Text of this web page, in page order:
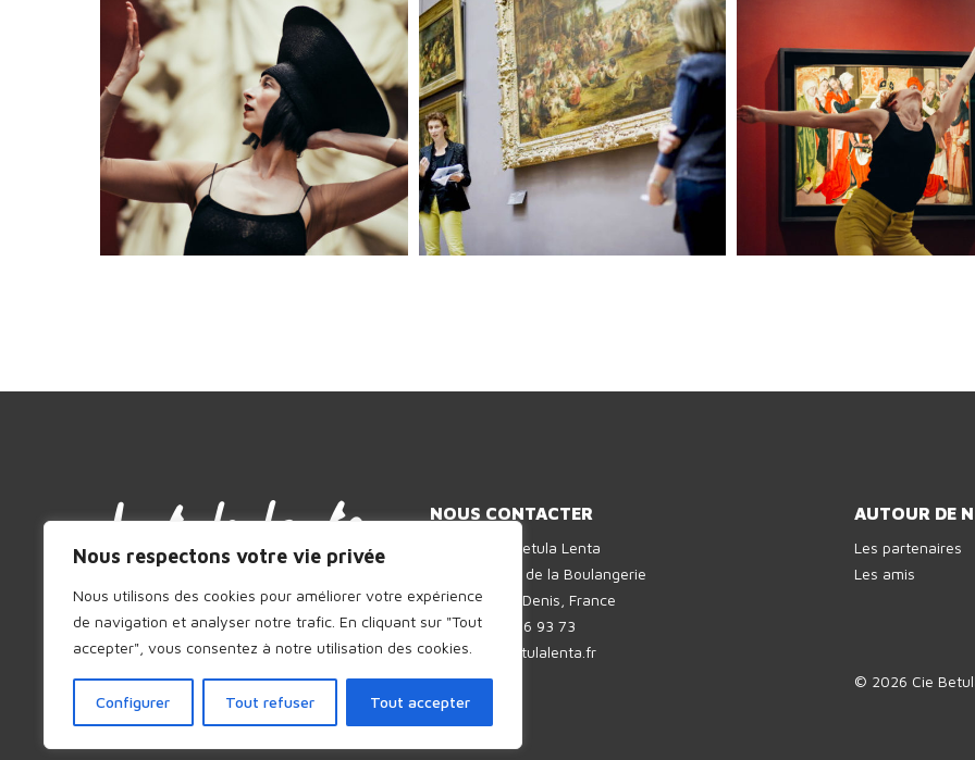
Nous respectons votre vie privée
Nous utilisons des cookies pour améliorer votre expérience
de navigation et analyser notre trafic. En cliquant sur "Tout
accepter", vous consentez à notre utilisation des cookies.
Configurer Tout refuser Tout accepter
NOUS CONTACTER
Compagnie Betula Lenta
MVA – 19 rue de la Boulangerie
93200 Saint-Denis, France
+33 (0)7 81 06 93 73
contact[a]betulalenta.fr
AUTOUR DE
Les partenaires
Les amis
© 2026 Cie